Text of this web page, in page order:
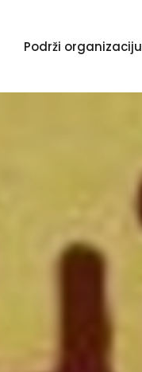
Podrži organizaciju